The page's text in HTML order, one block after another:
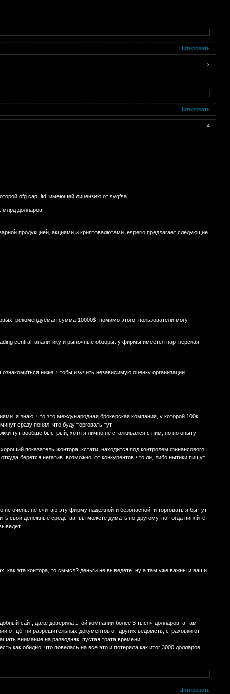
Цитировать
3
Цитировать
4
ofg cap. ltd, имеющей лицензию от svgfsa.
млрд долларов.
продукцией, акциями и криптовалютами. esperio предлагает следующие
рекомендуемая сумма 10000$. помимо этого, пользователи могут
central, аналитику и рыночные обзоры. у фирмы имеется партнерская
ниже, чтобы изучить независимую оценку организации.
я знаю, что это международная брокерская компания, у которой 100к
сразу понял, что буду торговать тут.
тут вообще быстрый, хотя я лично не сталкивался с ним, но по опыту
показатель. контора, кстати, находится под контролем финансового
берется негатив. возможно, от конкурентов что ли, либо нытики пишут
не очень. не считаю эту фирму надежной и безопасной, и торговать я бы тут
свои денежные средства. вы можете думать по-другому, но тогда пиняйте
как эта контора, то смысл? деньги не выведете. ну а там уже важны и ваши
сайт, даже доверила этой компании более 3 тысяч долларов, а там
от цб, ни разрешительных документов от других ведомств, страховки от
внимание на разводняк, пустая трата времени.
как обидно, что повелась на все это и потеряла как итог 3000 долларов.
Цитировать